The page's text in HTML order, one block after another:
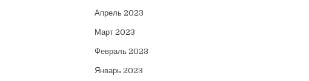
Апрель 2023
Март 2023
Февраль 2023
Январь 2023